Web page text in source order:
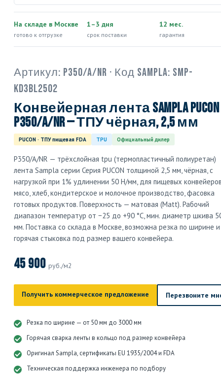
На складе в Москве
готово к отгрузке
1–3 дня
срок поставки
12 мес.
гарантия
Артикул: P350/A/NR · Код Sampla: SMP-
KD3BL2502
Конвейерная лента Sampla PUCON
P350/A/NR — ТПУ чёрная, 2,5 мм
PUCON · ТПУ пищевая FDA TPU Официальный дилер
P350/A/NR — трёхслойная tpu (термопластичный полиуретан)
лента Sampla серии Серия PUCON толщиной 2,5 мм, чёрная, с
нагрузкой при 1% удлинении 50 Н/мм, для пищевых
мясо, хлеб, кондитерское и молочное производство, фасовка
готовых продуктов. Поверхность — матовая (Matt). Рабочий
диапазон температур от −25 до +90 °C, мин. диаметр шкива
мм. Поставка со склада в Москве, возможна резка по ширине и
горячая стыковка под размер вашего конвейера.
45 900 руб./м2
Получить коммерческое предложение Перезвоните
Резка по ширине — от 50 мм до 3000 мм
Горячая сварка ленты в кольцо под размер конвейера
Оригинал Sampla, сертификаты EU 1935/2004 и FDA
Техническая поддержка инженера по подбору